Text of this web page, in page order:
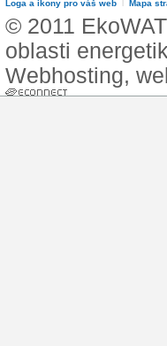
Loga a ikony pro váš web Mapa
© 2011
oblasti
Webhosting,